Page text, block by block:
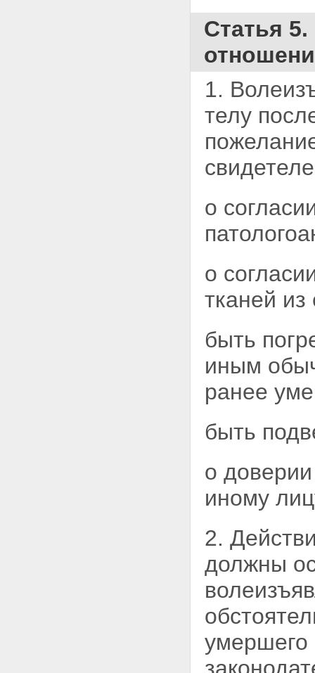
Статья
1.
телу
о
о
тканей из
быть
иным
ранее
быть
о
иному
2.
должны
умершего